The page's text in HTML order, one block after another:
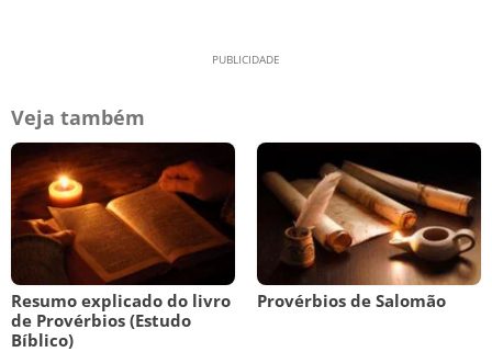
Veja também
Resumo explicado do livro
de Provérbios (Estudo
Bíblico)
Provérbios de Salomão